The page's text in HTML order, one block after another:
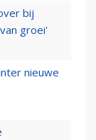
bij
groei'
nieuwe